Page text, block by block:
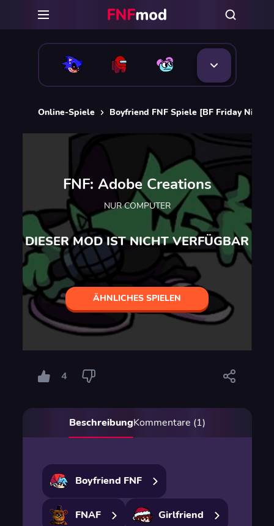
Online-Spiele Boyfriend FNF Spiele [BF Friday Night
FNF: Adobe Creations
NUR COMPUTER
DIESER MOD IST NICHT VERFÜGBAR
ÄHNLICHES SPIELEN
4
BeschreibungKommentare (1)
Boyfriend FNF
FNAF Girlfriend